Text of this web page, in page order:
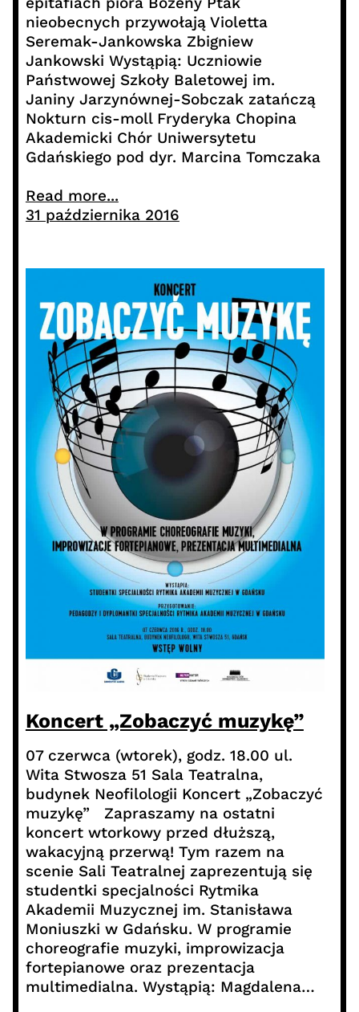
nieobecnych przywołają Violetta
Seremak-Jankowska Zbigniew
Jankowski Wystąpią: Uczniowie
Państwowej Szkoły Baletowej im.
Janiny Jarzynównej-Sobczak zatańczą
Nokturn cis-moll Fryderyka Chopina
Akademicki Chór Uniwersytetu
Gdańskiego pod dyr. Marcina Tomczaka
Read more...
31 października 2016
Koncert „Zobaczyć muzykę”
07 czerwca (wtorek), godz. 18.00 ul.
Wita Stwosza 51 Sala Teatralna,
budynek Neofilologii Koncert „Zobaczyć
muzykę” Zapraszamy na ostatni
koncert wtorkowy przed dłuższą,
wakacyjną przerwą! Tym razem na
scenie Sali Teatralnej zaprezentują się
studentki specjalności Rytmika
Akademii Muzycznej im. Stanisława
Moniuszki w Gdańsku. W programie
choreografie muzyki, improwizacja
fortepianowe oraz prezentacja
multimedialna. Wystąpią: Magdalena…